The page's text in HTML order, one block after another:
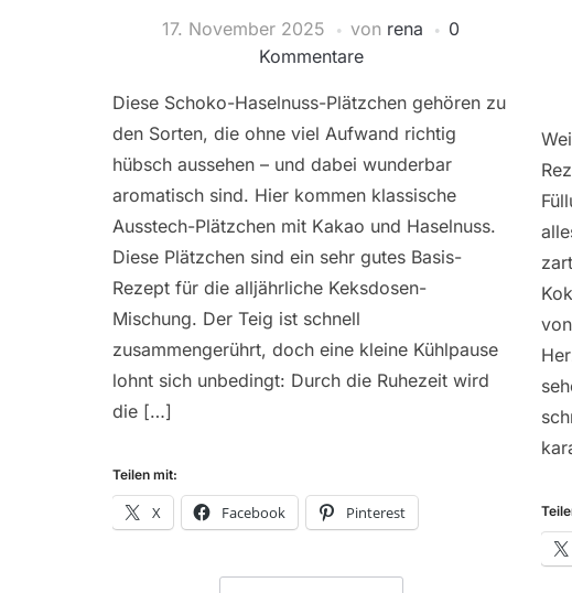
17. November 2025 von rena
0
Kommentare
Diese Schoko-Haselnuss-Plätzchen gehören zu
den Sorten, die ohne viel Aufwand richtig
hübsch aussehen – und dabei wunderbar
aromatisch sind. Hier kommen klassische
Ausstech-Plätzchen mit Kakao und Haselnuss.
Diese Plätzchen sind ein sehr gutes Basis-
Rezept für die alljährliche Keksdosen-
Mischung. Der Teig ist schnell
zusammengerührt, doch eine kleine Kühlpause
lohnt sich unbedingt: Durch die Ruhezeit wird
die […]
Teilen mit:
X Facebook Pinterest